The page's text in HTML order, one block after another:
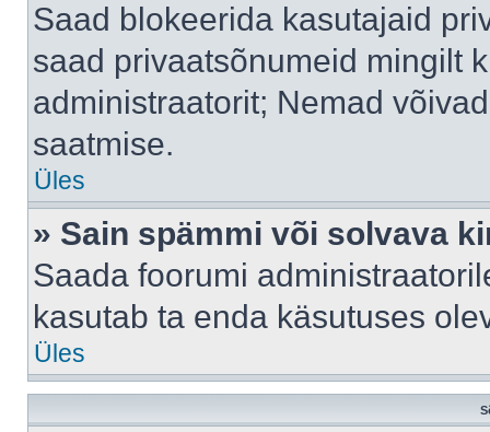
Saad blokeerida kasutajaid
saad privaatsõnumeid mingilt
administraatorit; Nemad
saatmise.
Üles
» Sain spämmi või solvava
Saada foorumi
kasutab ta enda käsutuses
Üles